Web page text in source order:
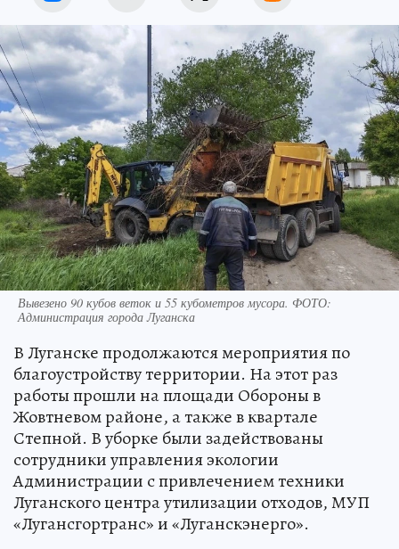
Вывезено 90 кубов веток и 55 кубометров мусора. ФОТО:
Администрация города Луганска
В Луганске продолжаются мероприятия по
благоустройству территории. На этот раз
работы прошли на площади Обороны в
Жовтневом районе, а также в квартале
Степной. В уборке были задействованы
сотрудники управления экологии
Администрации с привлечением техники
Луганского центра утилизации отходов, МУП
«Лугансгортранс» и «Луганскэнерго».